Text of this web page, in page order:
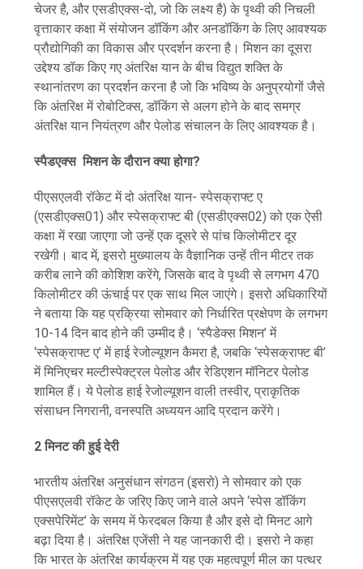
चेजर है, और एसडीएक्स-दो, जो कि लक्ष्य है) के पृथ्वी की निचली
वृत्ताकार कक्षा में संयोजन डॉकिंग और अनडॉकिंग के लिए आवश्यक
प्रौद्योगिकी का विकास और प्रदर्शन करना है। मिशन का दूसरा
उद्देश्य डॉक किए गए अंतरिक्ष यान के बीच विद्युत शक्ति के
स्थानांतरण का प्रदर्शन करना है जो कि भविष्य के अनुप्रयोगों जैसे
कि अंतरिक्ष में रोबोटिक्स, डॉकिंग से अलग होने के बाद समग्र
अंतरिक्ष यान नियंत्रण और पेलोड संचालन के लिए आवश्यक है।
स्पैडएक्स मिशन के दौरान क्या होगा?
पीएसएलवी रॉकेट में दो अंतरिक्ष यान- स्पेसक्राफ्ट ए
(एसडीएक्स01) और स्पेसक्राफ्ट बी (एसडीएक्स02) को एक ऐसी
कक्षा में रखा जाएगा जो उन्हें एक दूसरे से पांच किलोमीटर दूर
रखेगी। बाद में, इसरो मुख्यालय के वैज्ञानिक उन्हें तीन मीटर तक
करीब लाने की कोशिश करेंगे, जिसके बाद वे पृथ्वी से लगभग 470
किलोमीटर की ऊंचाई पर एक साथ मिल जाएंगे। इसरो अधिकारियों
ने बताया कि यह प्रक्रिया सोमवार को निर्धारित प्रक्षेपण के लगभग
10-14 दिन बाद होने की उम्मीद है। ‘स्पैडेक्स मिशन’ में
‘स्पेसक्राफ्ट ए’ में हाई रेजोल्यूशन कैमरा है, जबकि ‘स्पेसक्राफ्ट बी’
में मिनिएचर मल्टीस्पेक्ट्रल पेलोड और रेडिएशन मॉनिटर पेलोड
शामिल हैं। ये पेलोड हाई रेजोल्यूशन वाली तस्वीर, प्राकृतिक
संसाधन निगरानी, ​​वनस्पति अध्ययन आदि प्रदान करेंगे।
2 मिनट की हुई देरी
भारतीय अंतरिक्ष अनुसंधान संगठन (इसरो) ने सोमवार को एक
पीएसएलवी रॉकेट के जरिए किए जाने वाले अपने ‘स्पेस डॉकिंग
एक्सपेरिमेंट’ के समय में फेरदबल किया है और इसे दो मिनट आगे
बढ़ा दिया है। अंतरिक्ष एजेंसी ने यह जानकारी दी। इसरो ने कहा
कि भारत के अंतरिक्ष कार्यक्रम में यह एक महत्वपूर्ण मील का पत्थर